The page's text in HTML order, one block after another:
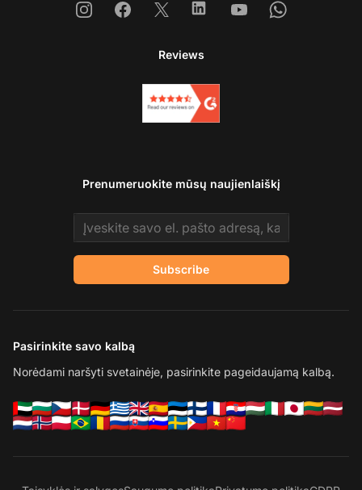
InstagramFacebook
X LinkedinYoutubeWhatsapp
Reviews
Prenumeruokite mūsų naujienlaiškį
Email address
Subscribe
Pasirinkite savo kalbą
Norėdami naršyti svetainėje, pasirinkite pageidaujamą kalbą.